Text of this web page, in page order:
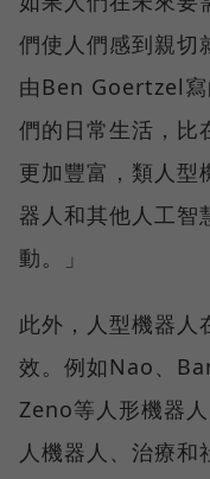
們使人們感到親切
由Ben Goertzel寫
們的日常生活，比
更加豐富，類人型
器人和其他人工智
動。」
此外，人型機器人
效。例如Nao、
Zeno等人形機器
人機器人、治療和